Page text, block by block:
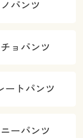
パンツ
ョパンツ
ートパンツ
ーパンツ